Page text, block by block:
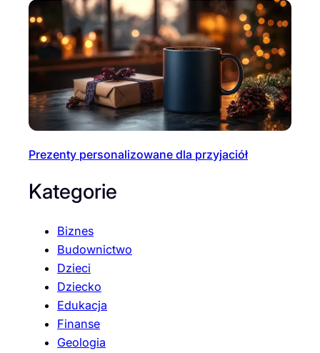
Prezenty personalizowane dla przyjaciół
Kategorie
Biznes
Budownictwo
Dzieci
Dziecko
Edukacja
Finanse
Geologia